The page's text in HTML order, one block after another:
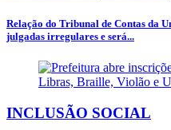
Relação do Tribunal de Contas da
julgadas irregulares e será...
INCLUSÃO SOCIAL